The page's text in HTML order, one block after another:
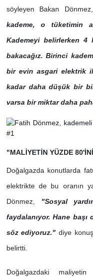
söyleyen Bakan
kademe, o tüketimin
Kademeyi belirlerken
bakacağız. Birinci
bir evin asgari elektrik
kadar daha düşük bir
varsa bir miktar daha
"MALİYETİN YÜZDE
Doğalgazda konutlarda
elektrikte de bu oranın
Dönmez, "Sosyal
faydalanıyor. Hane
söz ediyoruz." diye
belirtti.
Doğalgazdaki